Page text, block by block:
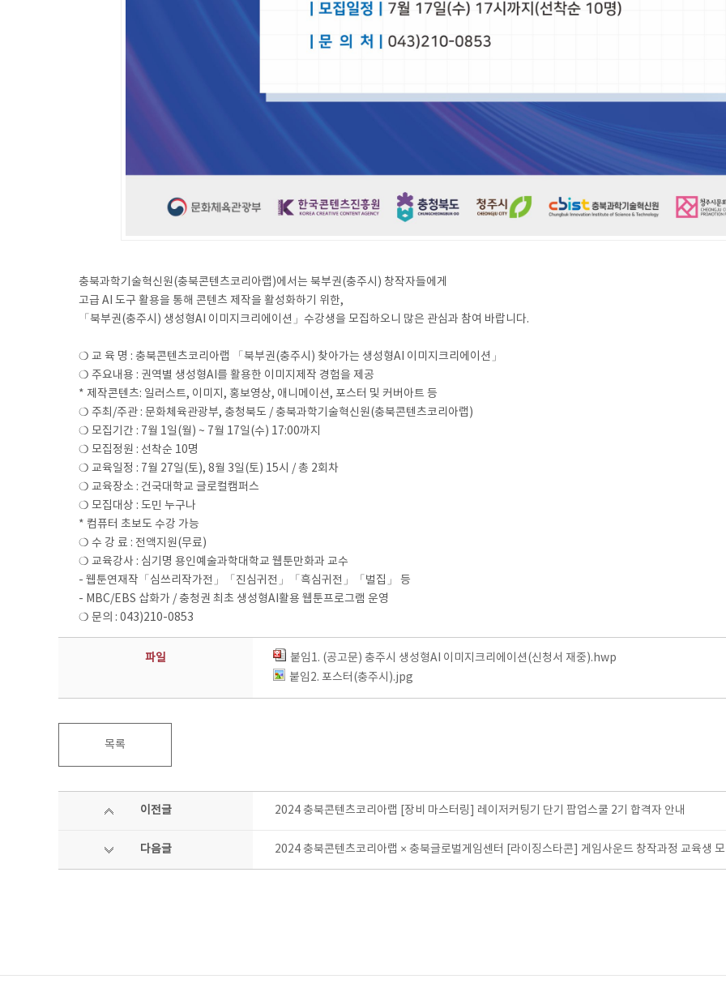
충북과학기술혁신원(충북콘텐츠코리아랩)에서는 북부권(충주시) 창작자들에게
고급 AI 도구 활용을 통해 콘텐츠 제작을 활성화하기 위한,
「북부권(충주시) 생성형AI 이미지크리에이션」수강생을 모집하오니 많은 관심과 참여 바랍니다.
❍ 교 육 명 : 충북콘텐츠코리아랩 「북부권(충주시) 찾아가는 생성형AI 이미지크리에이션」
❍ 주요내용 : 권역별 생성형AI를 활용한 이미지제작 경험을 제공
* 제작콘텐츠: 일러스트, 이미지, 홍보영상, 애니메이션, 포스터 및 커버아트 등
❍ 주최/주관 : 문화체육관광부, 충청북도 / 충북과학기술혁신원(충북콘텐츠코리아랩)
❍ 모집기간 : 7월 1일(월) ~ 7월 17일(수) 17:00까지
❍ 모집정원 : 선착순 10명
❍ 교육일정 : 7월 27일(토), 8월 3일(토) 15시 / 총 2회차
❍ 교육장소 : 건국대학교 글로컬캠퍼스
❍ 모집대상 : 도민 누구나
* 컴퓨터 초보도 수강 가능
❍ 수 강 료 : 전액지원(무료)
❍ 교육강사 : 심기명 용인예술과학대학교 웹툰만화과 교수
- 웹툰연재작「심쓰리작가전」「진심귀전」「흑심귀전」「벌집」 등
- MBC/EBS 삽화가 / 충청권 최초 생성형AI활용 웹툰프로그램 운영
❍ 문의 : 043)210-0853
파일
붙임1. (공고문) 충주시 생성형AI 이미지크리에이션(신청서 재중).hwp
붙임2. 포스터(충주시).jpg
목록
이전글 2024 충북콘텐츠코리아랩 [장비 마스터링] 레이저커팅기 단기 팝업스쿨 2기 합격자 안내
다음글 2024 충북콘텐츠코리아랩 × 충북글로벌게임센터 [라이징스타콘] 게임사운드 창작과정 교육생